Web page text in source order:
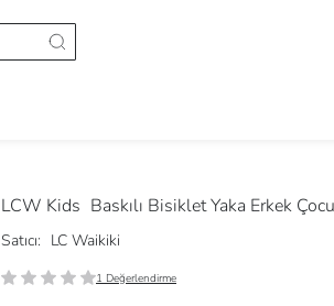
LCW Kids Baskılı Bisiklet Yaka Erkek
Satıcı: LC Waikiki
1 Değerlendirme